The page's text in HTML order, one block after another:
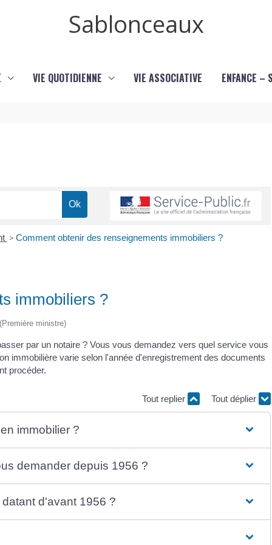
Sablonceaux
VIE QUOTIDIENNE VIE ASSOCIATIVE ENFANCE –
> Comment obtenir des renseignements immobiliers ?
immobiliers ?
ministre)
par un notaire ? Vous vous demandez vers quel service vous
immobilière varie selon l'année d'enregistrement des documents
procéder.
Tout replier Tout déplier
immobilier ?
demander depuis 1956 ?
d'avant 1956 ?